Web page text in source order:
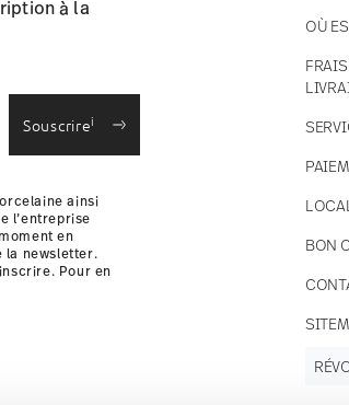
colis sera expédié.
à la
Souscrirei
ainsi
l’entreprise
en
la newsletter.
Pour en
OÙ
BON